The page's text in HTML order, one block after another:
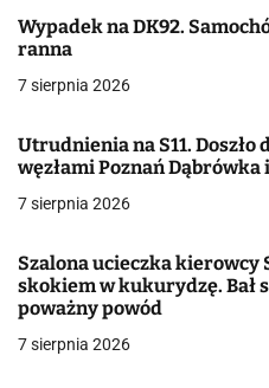
a
c
a
w
i
s
Wypadek na DK92.
ranna
7 sierpnia 2026
Utrudnienia na S11.
węzłami Poznań Dąbrówka
7 sierpnia 2026
Szalona ucieczka kierowcy
skokiem w kukurydzę. Bał
poważny powód
7 sierpnia 2026